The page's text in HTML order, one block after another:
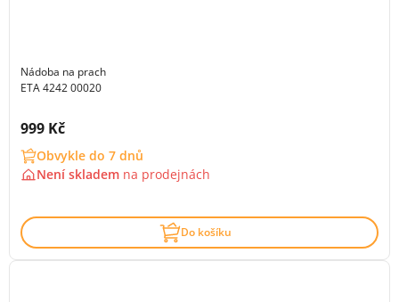
Nádoba na prach
ETA 4242 00020
Cena s DPH:
999 Kč
Obvykle do 7 dnů
Není skladem na prodejnách
Do košíku